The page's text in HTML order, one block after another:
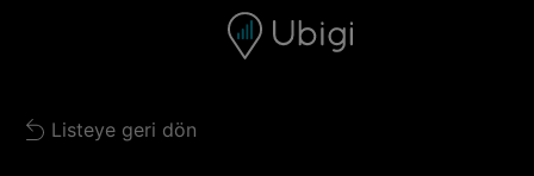
Gezinme çubuğu Alt bilgi
Back to list
Listeye geri dön